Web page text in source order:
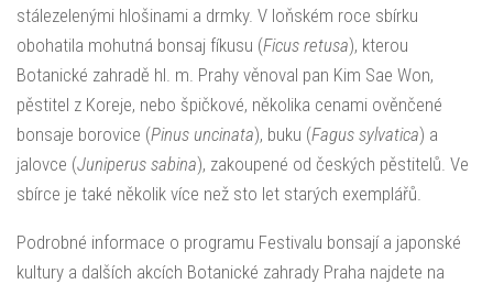
stálezelenými hlošinami a drmky. V loňském roce sbírku
obohatila mohutná bonsaj fíkusu (Ficus retusa), kterou
Botanické zahradě hl. m. Prahy věnoval pan Kim Sae Won,
pěstitel z Koreje, nebo špičkové, několika cenami ověnčené
bonsaje borovice (Pinus uncinata), buku (Fagus sylvatica) a
jalovce (Juniperus sabina), zakoupené od českých pěstitelů. Ve
sbírce je také několik více než sto let starých exemplářů.
Podrobné informace o programu Festivalu bonsají a japonské
kultury a dalších akcích Botanické zahrady Praha najdete na